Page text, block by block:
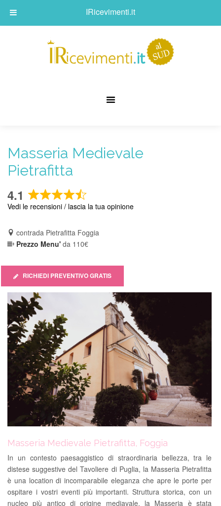
Masseria Medievale
Pietrafitta
4.1
Rated
4.1
of
5
Vedi le recensioni / lascia la tua opinione
contrada Pietrafitta Foggia
Prezzo Menu' da 110€
RICHIEDI PREVENTIVO GRATIS
Masseria Medievale Pietrafitta, Foggia
In un contesto paesaggistico di straordinaria bellezza, tra le
distese suggestive del Tavoliere di Puglia, la Masseria Pietrafitta
è una location di incomparabile eleganza che apre le porte per
ospitare i vostri eventi più importanti. Struttura storica, con un
nucleo più antico di origine mediavale, la Masseria è stata
IRicevimenti.it